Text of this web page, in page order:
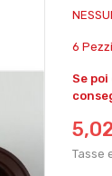
6
Se
Tasse